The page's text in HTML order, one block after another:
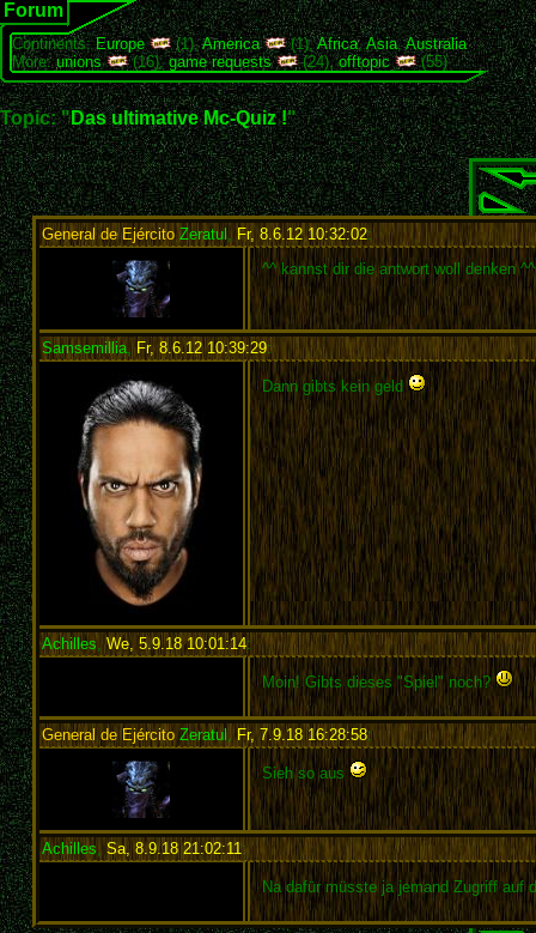
Forum
Continents:Europe (1),America (1),Africa,Asia,Australia
More:unions (16),game requests (24),offtopic (55)
Topic: "Das ultimative Mc-Quiz !"
General de EjércitoZeratul, Fr, 8.6.12 10:32:02:
^^ kannst dir die antwort woll denken ^^
Samsemillia, Fr, 8.6.12 10:39:29:
Dann gibts kein geld
Achilles,We, 5.9.18 10:01:14:
Moin! Gibts dieses "Spiel" noch?
General de EjércitoZeratul, Fr, 7.9.18 16:28:58:
Sieh so aus
Achilles Sa, 8.9.18 21:02:11 :
Na dafür müsste ja jemand Zugriff auf